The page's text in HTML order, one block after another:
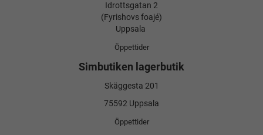
Idrottsgatan 2
(Fyrishovs foajé)
Uppsala
Öppettider
Simbutiken lagerbutik
Skäggesta 201
75592 Uppsala
Öppettider